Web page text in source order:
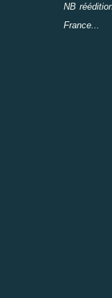
NB
France...